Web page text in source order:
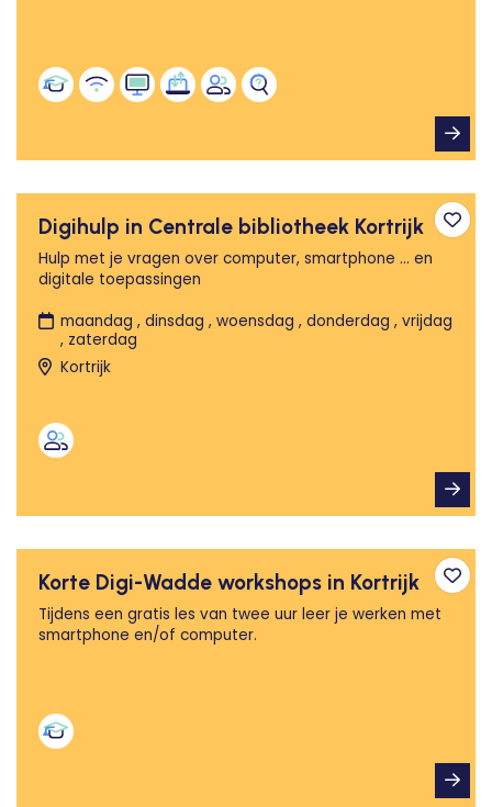
Digihulp in Centrale bibliotheek Kortrijk
Hulp met je vragen over computer, smartphone … en
digitale toepassingen
maandag , dinsdag , woensdag , donderdag , vrijdag
, zaterdag
Kortrijk
Korte Digi-Wadde workshops in Kortrijk
Tijdens een gratis les van twee uur leer je werken met
smartphone en/of computer.